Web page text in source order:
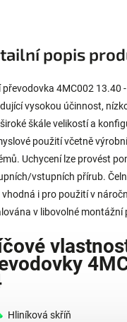
popis
převodovka 4MC002 13.40
vysokou účinnost,
škále velikostí a
použití včetně
Uchycení lze provést
vstupních přírub.
vhodná i pro použití v
v libovolné montážní
Hliníková skříň